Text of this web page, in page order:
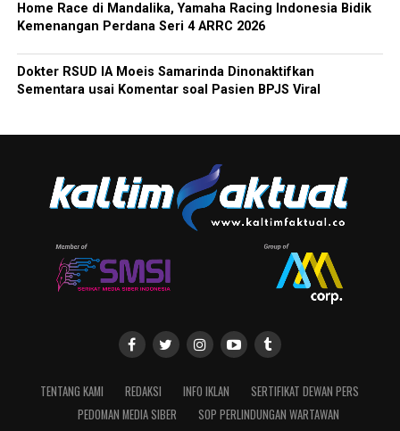
Home Race di Mandalika, Yamaha Racing Indonesia Bidik
Kemenangan Perdana Seri 4 ARRC 2026
Dokter RSUD IA Moeis Samarinda Dinonaktifkan
Sementara usai Komentar soal Pasien BPJS Viral
TENTANG KAMI REDAKSI INFO IKLAN
SERTIFIKAT DEWAN PERS
PEDOMAN MEDIA SIBER
SOP PERLINDUNGAN WARTAWAN